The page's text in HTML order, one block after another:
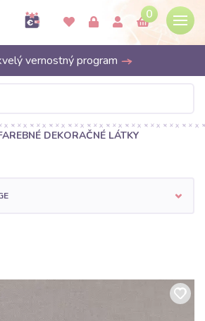
0
vernostný program
DEKORAČNÉ LÁTKY